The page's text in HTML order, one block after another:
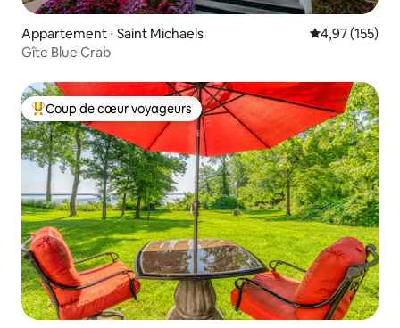
Appartement ⋅ Saint Michaels Évaluation
4,97 (155)
Gîte Blue Crab
Coups de cœur voyageurs les plus appréciés
Coup de cœur voyageurs